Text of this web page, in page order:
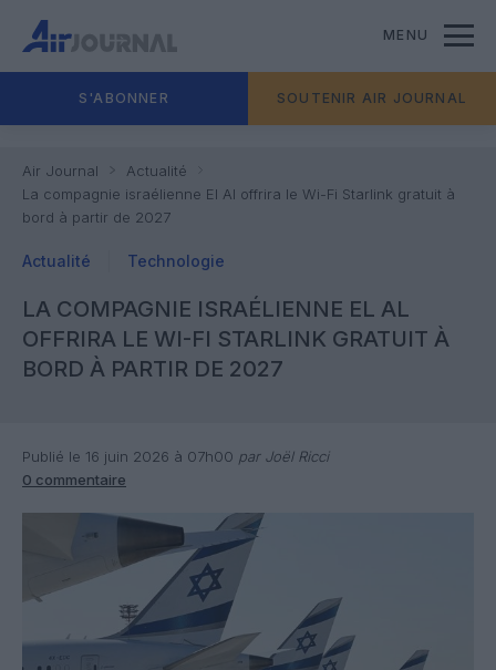
MENU
S'ABONNER SOUTENIR AIR JOURNAL
Air Journal
Actualité
La compagnie israélienne El Al offrira le Wi-Fi Starlink gratuit à
bord à partir de 2027
Actualité Technologie
LA COMPAGNIE ISRAÉLIENNE EL AL
OFFRIRA LE WI-FI STARLINK GRATUIT À
BORD À PARTIR DE 2027
Publié le 16 juin 2026 à 07h00 par Joël Ricci
0 commentaire